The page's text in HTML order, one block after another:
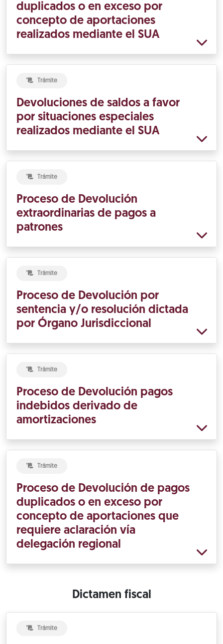
duplicados o en exceso por
concepto de aportaciones
realizados mediante el SUA
Trámite
Devoluciones de saldos a favor
por situaciones especiales
realizados mediante el SUA
Trámite
Proceso de Devolución
extraordinarias de pagos a
patrones
Trámite
Proceso de Devolución por
sentencia y/o resolución dictada
por Órgano Jurisdiccional
Trámite
Proceso de Devolución pagos
indebidos derivado de
amortizaciones
Trámite
Proceso de Devolución de pagos
duplicados o en exceso por
concepto de aportaciones que
requiere aclaración vía
delegación regional
Dictamen fiscal
Trámite